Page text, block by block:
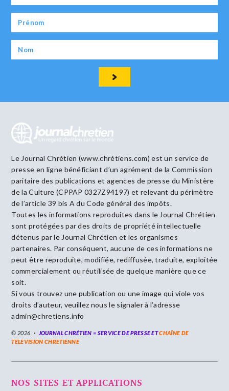
Le Journal Chrétien (www.chrétiens.com) est un service de
presse en ligne bénéficiant d’un agrément de la Commission
paritaire des publications et agences de presse du Ministère
de la Culture (CPPAP 0327Z94197) et relevant du périmètre
de l’article 39 bis A du Code général des impôts.
Toutes les informations reproduites dans le Journal Chrétien
sont protégées par des droits de propriété intellectuelle
détenus par le Journal Chrétien et les organismes
partenaires. Par conséquent, aucune de ces informations ne
peut être reproduite, modifiée, rediffusée, traduite, exploitée
commercialement ou réutilisée de quelque manière que ce
soit.
Si vous trouvez une publication ou une image qui viole vos
droits d’auteur, veuillez nous le signaler à l’adresse
admin@chretiens.info
© 2026 JOURNAL CHRÉTIEN = SERVICE DE PRESSE ETCHAÎNE DE
TELEVISION CHRETIENNE
NOS SITES ET APPLICATIONS